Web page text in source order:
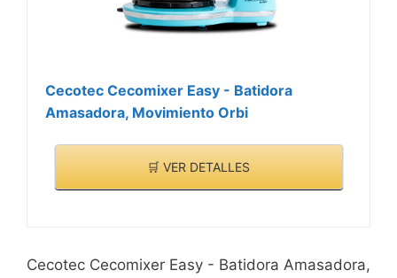
Cecotec Cecomixer Easy - Batidora
Amasadora, Movimiento Orbi
🛒 VER DETALLES
Cecotec Cecomixer Easy - Batidora Amasadora,